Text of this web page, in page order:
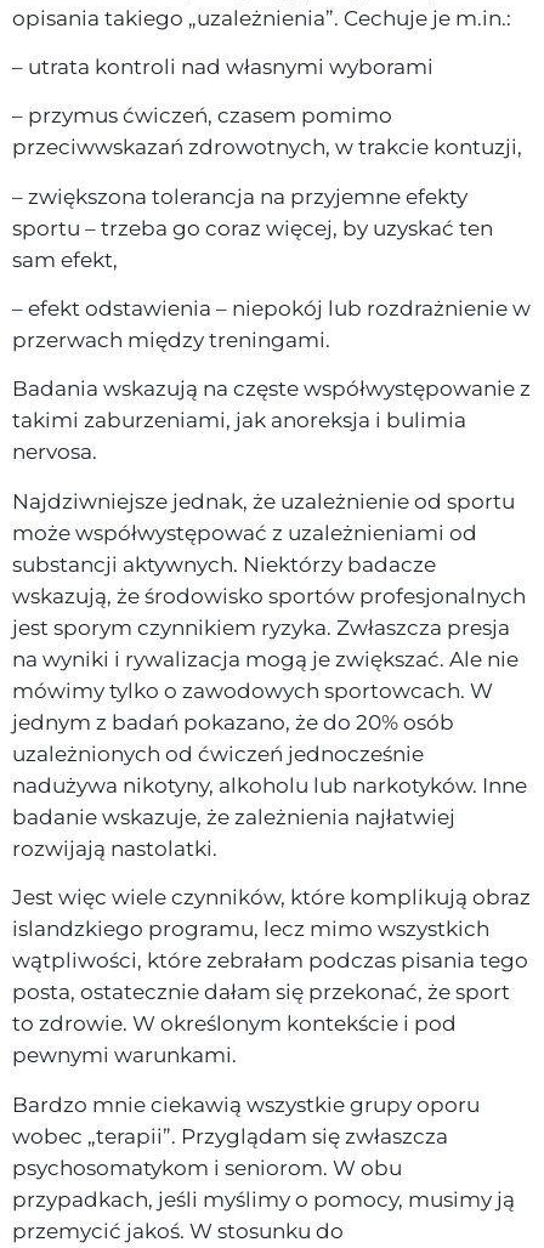
opisania takiego „uzależnienia”. Cechuje je m.in.:
– utrata kontroli nad własnymi wyborami
– przymus ćwiczeń, czasem pomimo
przeciwwskazań zdrowotnych, w trakcie kontuzji,
– zwiększona tolerancja na przyjemne efekty
sportu – trzeba go coraz więcej, by uzyskać ten
sam efekt,
– efekt odstawienia – niepokój lub rozdrażnienie w
przerwach między treningami.
Badania wskazują na częste współwystępowanie z
takimi zaburzeniami, jak anoreksja i bulimia
nervosa.
Najdziwniejsze jednak, że uzależnienie od sportu
może współwystępować z uzależnieniami od
substancji aktywnych. Niektórzy badacze
wskazują, że środowisko sportów profesjonalnych
jest sporym czynnikiem ryzyka. Zwłaszcza presja
na wyniki i rywalizacja mogą je zwiększać. Ale nie
mówimy tylko o zawodowych sportowcach. W
jednym z badań pokazano, że do 20% osób
uzależnionych od ćwiczeń jednocześnie
nadużywa nikotyny, alkoholu lub narkotyków. Inne
badanie wskazuje, że zależnienia najłatwiej
rozwijają nastolatki.
Jest więc wiele czynników, które komplikują obraz
islandzkiego programu, lecz mimo wszystkich
wątpliwości, które zebrałam podczas pisania tego
posta, ostatecznie dałam się przekonać, że sport
to zdrowie. W określonym kontekście i pod
pewnymi warunkami.
Bardzo mnie ciekawią wszystkie grupy oporu
wobec „terapii”. Przyglądam się zwłaszcza
psychosomatykom i seniorom. W obu
przypadkach, jeśli myślimy o pomocy, musimy ją
przemycić jakoś. W stosunku do